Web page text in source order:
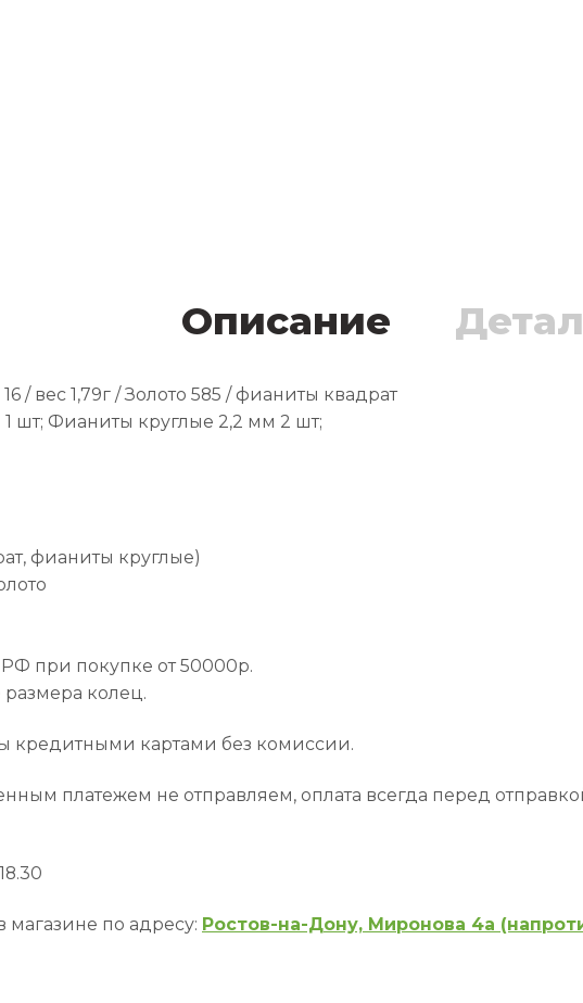
Описание
/ вес 1,79г / Золото 585 / фианиты квадрат
шт; Фианиты круглые 2,2 мм 2 шт;
фианиты круглые)
РФ при покупке от 50000р.
колец.
кредитными картами без комиссии.
платежем не отправляем, оплата всегда перед
магазине по адресу: Ростов-на-Дону, Миронова 4а